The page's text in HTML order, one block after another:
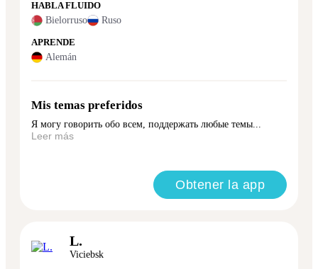
HABLA FLUIDO
Bielorruso Ruso
APRENDE
Alemán
Mis temas preferidos
Я могу говорить обо всем, поддержать любые темы...
Leer más
Obtener la app
L.
Viciebsk